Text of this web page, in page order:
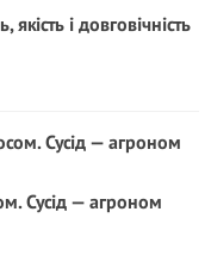
і довговічність
Сусід — агроном